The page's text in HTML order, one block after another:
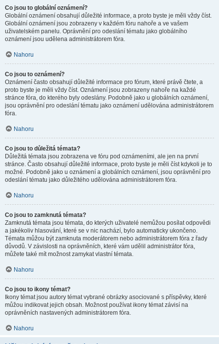
Co jsou to globální oznámení?
Globální oznámení obsahují důležité informace, a proto byste je měli vždy číst.
Globální oznámení jsou zobrazeny v každém fóru nahoře a ve vašem
uživatelském panelu. Oprávnění pro odeslání tématu jako globálního
oznámení jsou udělena administrátorem fóra.
Nahoru
Co jsou to oznámení?
Oznámení často obsahují důležité informace pro fórum, které právě čtete, a
proto byste je měli vždy číst. Oznámení jsou zobrazeny nahoře na každé
stránce fóra, do kterého byly odeslány. Podobně jako u globálních oznámení,
jsou oprávnění pro odeslání tématu jako oznámení udělována administrátorem
fóra.
Nahoru
Co jsou to důležitá témata?
Důležitá témata jsou zobrazena ve fóru pod oznámeními, ale jen na první
stránce. Často obsahují důležité informace, proto byste je měli číst kdykoli je to
možné. Podobně jako u oznámení a globálních oznámení, jsou oprávnění pro
odeslání tématu jako důležitého udělována administrátorem fóra.
Nahoru
Co jsou to zamknutá témata?
Zamknutá témata jsou témata, do kterých uživatelé nemůžou posílat odpovědi
a jakékoliv hlasování, které se v nic nachází, bylo automaticky ukončeno.
Témata můžou být zamknuta moderátorem nebo administrátorem fóra z řady
důvodů. V závislosti na oprávněních, které vám udělil administrátor fóra,
můžete také mít možnost zamykat vlastní témata.
Nahoru
Co jsou to ikony témat?
Ikony témat jsou autory témat vybrané obrázky asociované s příspěvky, které
můžou indikovat jejich obsah. Možnost používat ikony témat závisí na
oprávněních nastavených administrátorem fóra.
Nahoru